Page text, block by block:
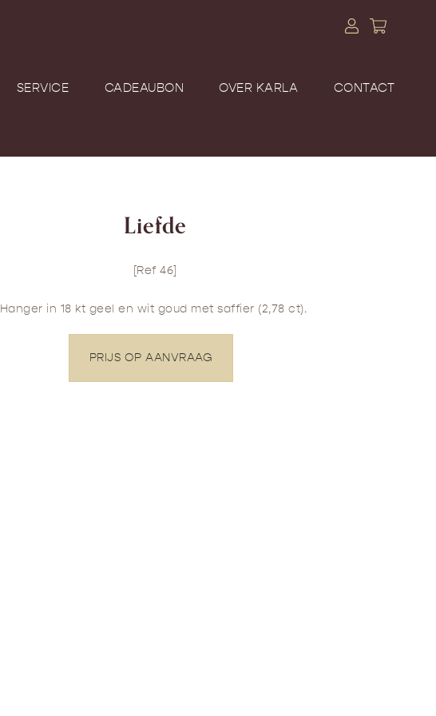
SERVICE CADEAUBON OVER KARLA CONTACT
Liefde
[Ref 46]
Hanger in 18 kt geel en wit goud met saffier (2,78 ct).
PRIJS OP AANVRAAG